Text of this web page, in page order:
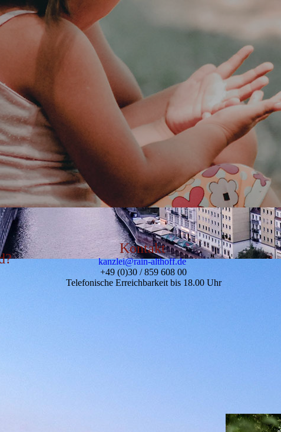
Kontakt
kanzlei@rain-althoff.de
+49 (0)30 / 859 608 00
Telefonische Erreichbarkeit bis 18.00 Uhr